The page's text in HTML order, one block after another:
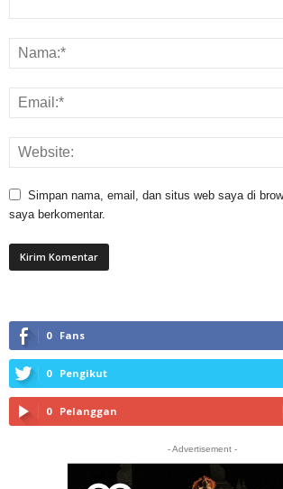
Simpan nama, email, dan situs web saya di
saya berkomentar.
0 Fans
0 Pengikut
0 Pelanggan
- Advertisement -